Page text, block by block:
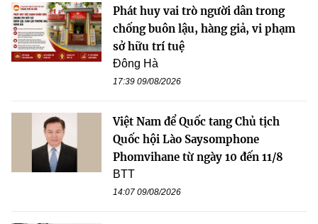
Phát huy vai trò người dân trong
chống buôn lậu, hàng giả, vi phạm
sở hữu trí tuệ
Đông Hà
17:39 09/08/2026
Việt Nam để Quốc tang Chủ tịch
Quốc hội Lào Saysomphone
Phomvihane từ ngày 10 đến 11/8
BTT
14:07 09/08/2026